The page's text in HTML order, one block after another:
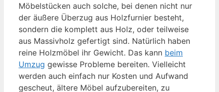
Möbelstücken auch solche, bei denen nicht nur
der äußere Überzug aus Holzfurnier besteht,
sondern die komplett aus Holz, oder teilweise
aus Massivholz gefertigt sind. Natürlich haben
reine Holzmöbel ihr Gewicht. Das kann beim
Umzug gewisse Probleme bereiten. Vielleicht
werden auch einfach nur Kosten und Aufwand
gescheut, ältere Möbel aufzubereiten, zu